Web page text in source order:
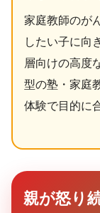
家庭教師のが
したい子に向
層向けの高度
型の塾・家庭
体験で目的に
親が怒り